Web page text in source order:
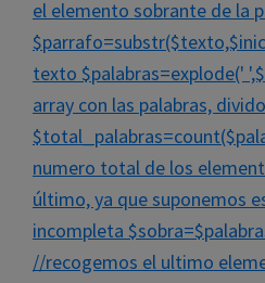
el elemento sobrante de la
texto $palabras=explode('
array con las palabras,
numero total de los
último, ya que suponemos
incompleta
//recogemos el ultimo